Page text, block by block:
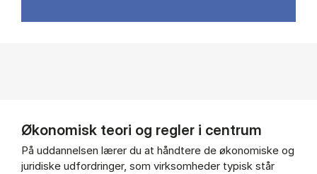
Økonomisk teori og regler i centrum
På uddannelsen lærer du at håndtere de økonomiske og
juridiske udfordringer, som virksomheder typisk står